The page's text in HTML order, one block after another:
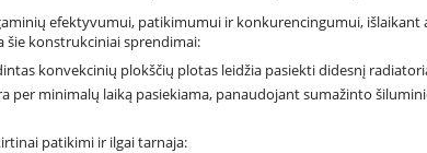
efektyvumui, patikimumui ir konkurencingumui, išlaikant
konstrukciniai sprendimai:
konvekcinių plokščių plotas leidžia pasiekti didesnį
per minimalų laiką pasiekiama, panaudojant sumažinto
patikimi ir ilgai tarnaja: